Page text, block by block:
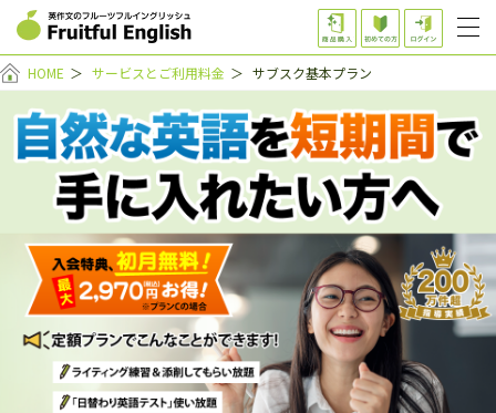
HOME ＞ サービスとご利用料金 ＞ サブスク基本プラン